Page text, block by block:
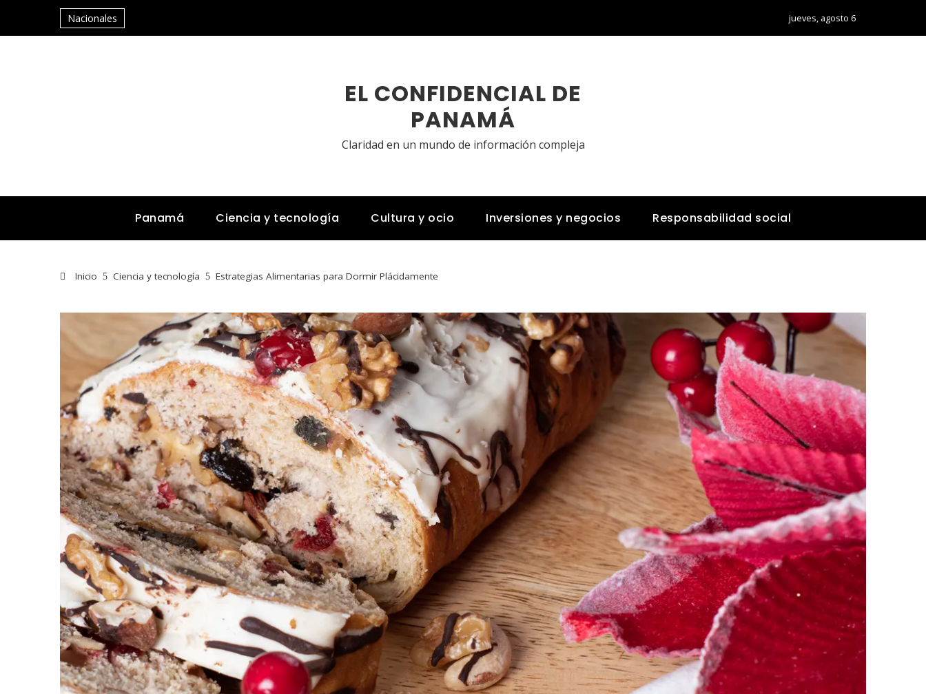
Nacionales jueves, agosto 6
EL CONFIDENCIAL DE
PANAMÁ
Claridad en un mundo de información compleja
Panamá Ciencia y tecnología Cultura y ocio Inversiones y negocios Responsabilidad social
Inicio Ciencia y tecnología Estrategias Alimentarias para Dormir Plácidamente